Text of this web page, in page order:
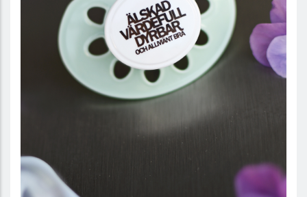
Napp i grönt: Älskad, värdefull, dyrbar